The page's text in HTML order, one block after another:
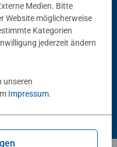
Rahmen, schwarz
40,00
Medien. Bitte
Website möglicherweise
Kategorien
jederzeit ändern
unseren
Impressum.